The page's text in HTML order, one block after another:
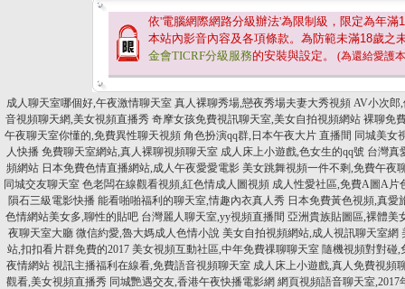
依'電腦網際網路分級辦法'為限制級，限定為年滿
本站內影音內容及各項條款。為防範未滿18歲之
金會TICRF分級服務的安裝與設定。 (為還給愛護
成人聊天室哪個好,午夜激情聊天室 真人裸聊秀場,戀夜秀場夫妻大秀視頻 AV小次郎
音視頻聊天網,美女視頻直播秀 奇摩女孩免費視訊聊天室,美女自拍視頻網站 裸聊免
午夜聊天室你懂的,免費異性聊天視頻 角色扮演qq群,日本午夜大片 直播間 同城美女
人快播 免費聊天室網站,真人裸聊視頻聊天室 成人床上小遊戲,色女生的qq號 台灣真
頻網站 日本免費色情直播網站,成人午夜愛愛電影 美女跳舞視頻一件不剩,免費午夜
同城交友聊天室 色老闆在線觀看視頻,紅色情成人圖視頻 成人性愛社區,免費A圖A片
隕石三級電影快播 能看啪啪福利的聊天室,情趣內衣真人秀 日本免費黃色視頻,真愛
色情網站美女多,聊性的貼吧 台灣麗人聊天室,yy視頻直播間 亞洲貴族貼圖區,裸體美
夜聊天室大廳 微信約愛,魯大媽成人色情小說 美女自拍視頻網站,成人視訊聊天室網
站,扣扣看片群免費的2017 美女視頻互動社區,中年免費祼聊聊天室 隨機視頻對對碰,
夜情網站 視訊主播福利在線看,免費語音視頻聊天室 成人床上小遊戲,真人免費視頻
觀看,美女視頻直播秀 同城艷遇交友,香港午夜快播電影網 網頁視頻語音聊天室,2017